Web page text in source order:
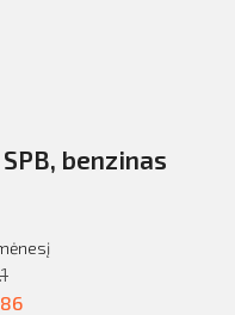
benzinas